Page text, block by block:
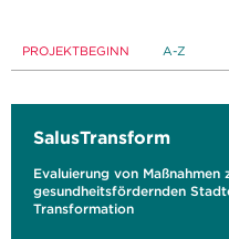
PROJEKTBEGINN A-Z
SalusTransform
Evaluierung von Maßnahmen
gesundheitsfördernden
Transformation